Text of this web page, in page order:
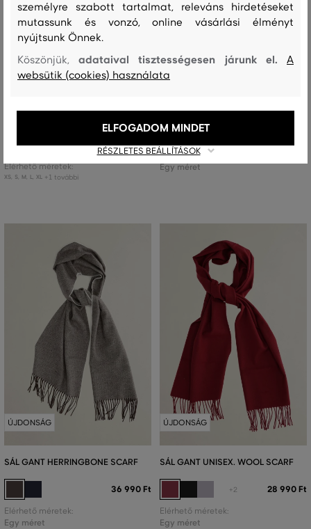
44 990 Ft
Elérhető méretek:
XS, S, M L, XL +1 további
ÚJDONSÁG
Elérhető méretek:
Egy méret
ÚJDONSÁG
SÁL GANT HERRINGBONE SCARF
36 990 Ft
Elérhető méretek:
Egy méret
ÚJDONSÁG
SÁL GANT UNISEX. WOOL SCARF
+2 28 990 Ft
Elérhető méretek:
Egy méret
személyre szabott tartalmat, releváns hirdetéseket
mutassunk és vonzó, online vásárlási élményt
nyújtsunk Önnek.
Köszönjük,adataival tisztességesen járunk el.A
websütik (cookies) használata
RÉSZLETES BEÁLLÍTÁSOK
ELFOGADOM MINDET